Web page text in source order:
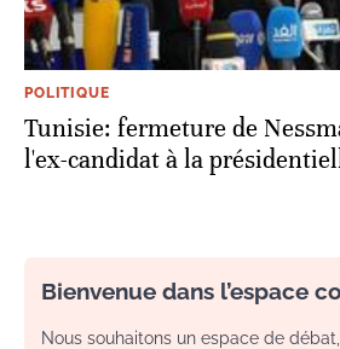
POLITIQUE
Tunisie: fermeture de
l'ex-candidat à la
Bienvenue dans l’espace
Nous souhaitons un espace de